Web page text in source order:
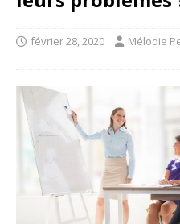
février 28, 2020 Mélodie